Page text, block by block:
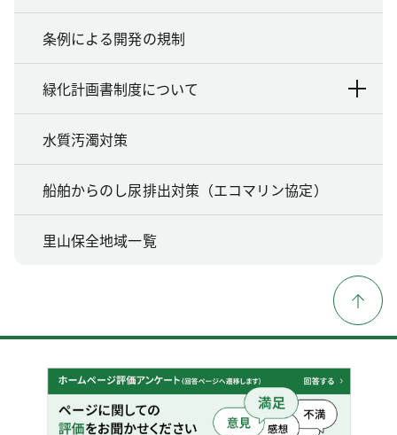
条例による開発の規制
緑化計画書制度について
水質汚濁対策
船舶からのし尿排出対策（エコマリン協定）
里山保全地域一覧